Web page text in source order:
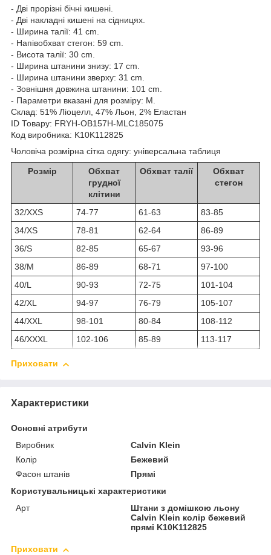
- Дві прорізні бічні кишені.
- Дві накладні кишені на сідницях.
- Ширина талії: 41 cm.
- Напівобхват стегон: 59 cm.
- Висота талії: 30 cm.
- Ширина штанини знизу: 17 cm.
- Ширина штанини зверху: 31 cm.
- Зовнішня довжина штанини: 101 cm.
- Параметри вказані для розміру: M.
Склад: 51% Ліоцелл, 47% Льон, 2% Еластан
ID Товару: FRYH-OB157H-MLC185075
Код виробника: K10K112825
Чоловіча розмірна сітка одягу: універсальна таблиця
Розмір
Обхват
грудної
клітини
Обхват талії
Обхват
стегон
32/XXS 74-77 61-63
83-85
34/XS
78-81 62-64
86-89
36/S
82-85 65-67
93-96
38/M
86-89 68-71
97-100
40/L
90-93 72-75
101-104
42/XL
94-97 76-79
105-107
44/XXL
98-101 80-84
108-112
46/XXXL
102-106 85-89 113-117
Приховати
Характеристики
Основні атрибути
Виробник
Calvin Klein
Колір
Бежевий
Фасон штанів
Прямі
Користувальницькі характеристики
Арт
Штани з домішкою льону
Calvin Klein колір бежевий
прямі K10K112825
Приховати